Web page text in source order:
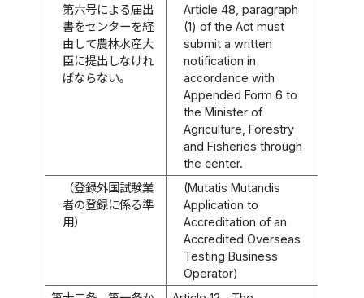
第六号による届出
書をセンターを経
由して農林水産大
臣に提出しなけれ
ばならない。
Article 48, paragraph
(1) of the Act must
submit a written
notification in
accordance with
Appended Form 6 to
the Minister of
Agriculture, Forestry
and Fisheries through
the center.
（登録外国試験業
者の登録に係る準
用）
(Mutatis Mutandis
Application to
Accreditation of an
Accredited Overseas
Testing Business
Operator)